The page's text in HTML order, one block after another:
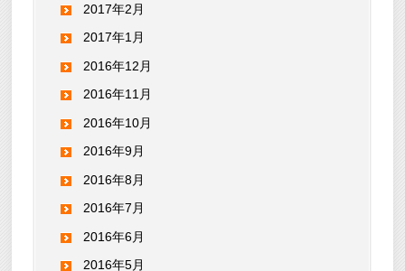
2017年2月
2017年1月
2016年12月
2016年11月
2016年10月
2016年9月
2016年8月
2016年7月
2016年6月
2016年5月